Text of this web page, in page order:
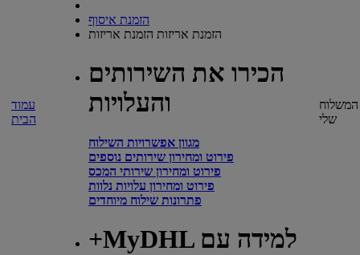
עמוד
הבית
הזמנת איסוף
הזמנת אריזות הזמנת אריזות
הכירו את השירותים
והעלויות
מגוון אפשרויות השילוח
פירוט ומחירון שירותים נוספים
פירוט ומחירון שירותי המכס
פירוט ומחירון עלויות נלוות
פתרונות שילוח מיוחדים
+MyDHL למידה עם
שלי